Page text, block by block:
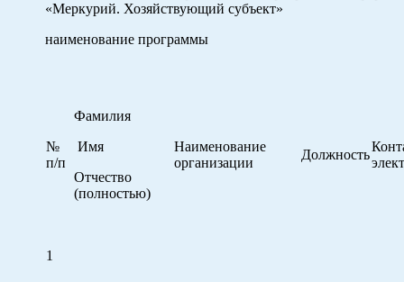
«Меркурий. Хозяйствующий субъект»
наименование программы
№
п/п
Фамилия
Имя
Отчество
(полностью)
Наименование
организации
Должность
1